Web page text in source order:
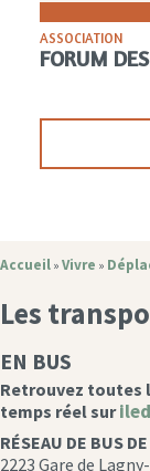
ASSOCIATION
FORUM
Accueil » Vivre »
Les
EN BUS
Retrouvez toutes
temps réel sur
RÉSEAU DE BUS
2223 Gare de